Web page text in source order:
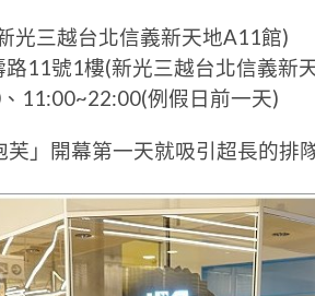
光三越台北信義新天地A11館)
11號1樓(新光三越台北信義新
11:00~22:00(例假日前一天)
」開幕第一天就吸引超長的排